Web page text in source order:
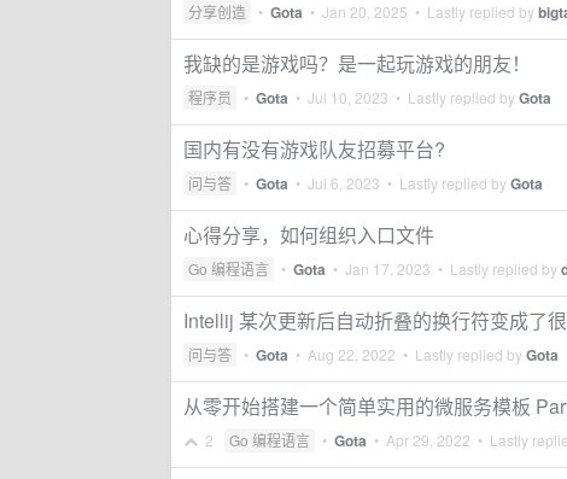
分享创造 • Gota • Jan 20, 2025 • Lastly replied by
我缺的是游戏吗？是一起玩游戏的朋友！
程序员 • Gota • Jul 10, 2023 • Lastly replied byGota
国内有没有游戏队友招募平台?
问与答 • Gota • Jul 6, 2023 • Lastly replied byGota
心得分享，如何组织入口文件
Go 编程语言 • Gota • Jan 17, 2023 • Lastly replied by
Intellij 某次更新后自动折叠的换行符变成了
问与答 • Gota • Aug 22, 2022 • Lastly replied byGota
从零开始搭建一个简单实用的微服务模板
2 Go 编程语言 • Gota • Apr 29, 2022 • Lastly